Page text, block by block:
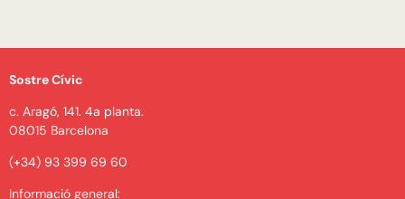
Sostre Cívic
c. Aragó, 141. 4a planta.
08015 Barcelona
(+34) 93 399 69 60
Informació general: